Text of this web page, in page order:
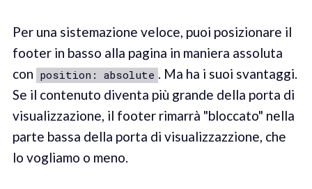
Per una sistemazione veloce, puoi posizionare il
footer in basso alla pagina in maniera assoluta
con position: absolute . Ma ha i suoi svantaggi.
Se il contenuto diventa più grande della porta di
visualizzazione, il footer rimarrà "bloccato" nella
parte bassa della porta di visualizzazzione, che
lo vogliamo o meno.